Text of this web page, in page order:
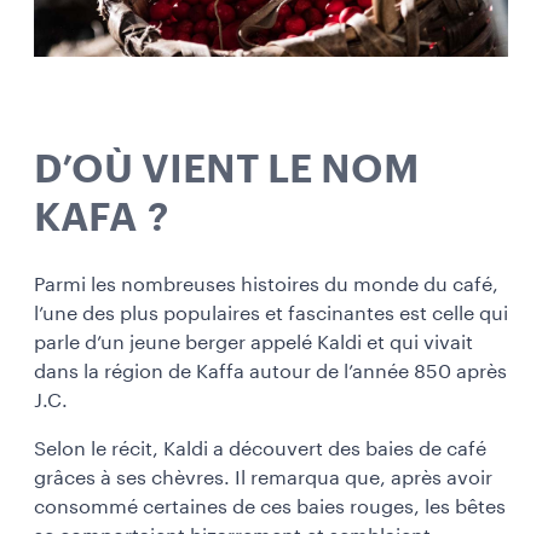
D’OÙ VIENT LE NOM
KAFA ?
Parmi les nombreuses histoires du monde du café,
l’une des plus populaires et fascinantes est celle qui
parle d’un jeune berger appelé Kaldi et qui vivait
dans la région de Kaffa autour de l’année 850 après
J.C.
Selon le récit, Kaldi a découvert des baies de café
grâces à ses chèvres. Il remarqua que, après avoir
consommé certaines de ces baies rouges, les bêtes